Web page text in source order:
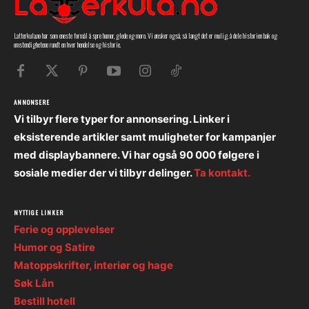
Latterkula.no har som eneste formål å spre humor, glede og moro. Vi ønsker også, så langt det er mulig, å dele historien bak og
omstendighetene rundt en hver hendelse og historie.
ANNONSERE
Vi tilbyr flere typer for annonsering. Linker i
eksisterende artikler samt muligheter for kampanjer
med displaybannere. Vi har også 90 000 følgere i
sosiale medier der vi tilbyr delinger.Ta kontakt.
NYTTIGE LINKER
Ferie og opplevelser
Humor og Satire
Matoppskrifter, interiør og hage
Søk Lån
Bestill hotell